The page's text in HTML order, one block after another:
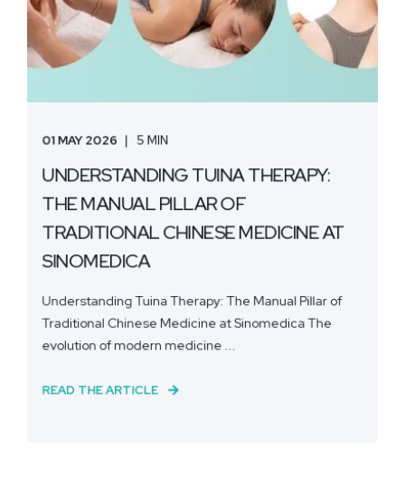
01 MAY 2026 5 MIN
UNDERSTANDING TUINA THERAPY:
THE MANUAL PILLAR OF
TRADITIONAL CHINESE MEDICINE AT
SINOMEDICA
Understanding Tuina Therapy: The Manual Pillar of
Traditional Chinese Medicine at Sinomedica The
evolution of modern medicine ...
READ THE ARTICLE